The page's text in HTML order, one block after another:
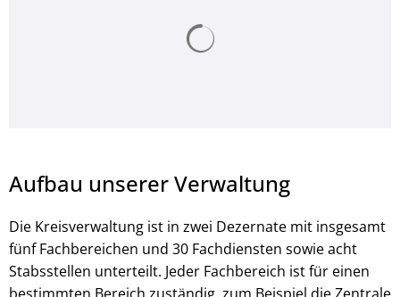
Aufbau unserer Verwaltung
Die Kreisverwaltung ist in zwei Dezernate mit insgesamt
fünf Fachbereichen und 30 Fachdiensten sowie acht
Stabsstellen unterteilt. Jeder Fachbereich ist für einen